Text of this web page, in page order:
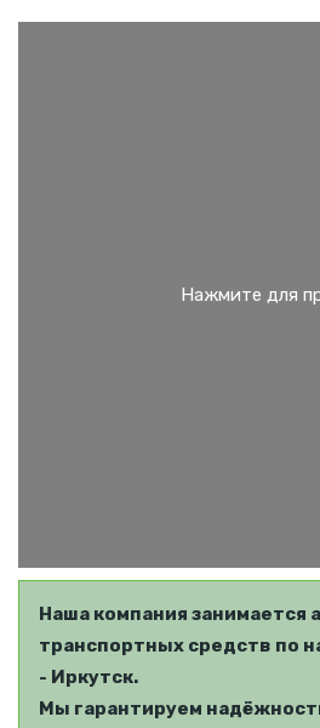
Наша компания занимается
транспортных средств по
- Иркутск.
Мы гарантируем